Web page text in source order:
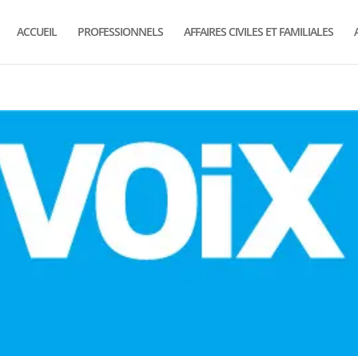
ACCUEIL PROFESSIONNELS AFFAIRES CIVILES ET FAMILIALES